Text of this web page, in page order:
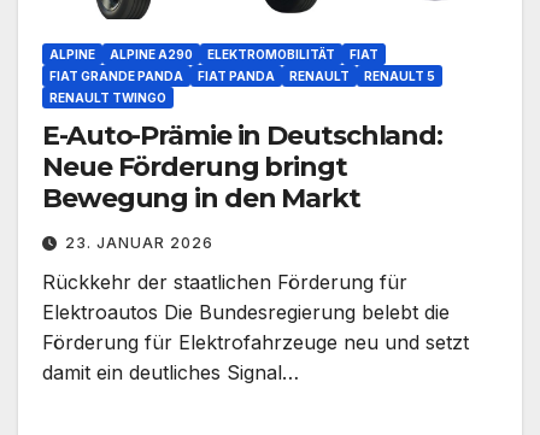
ALPINE ALPINE A290 ELEKTROMOBILITÄT
FIAT
FIAT GRANDE PANDA
FIAT PANDA RENAULT
RENAULT 5
RENAULT TWINGO
E-Auto-Prämie in Deutschland:
Neue Förderung bringt
Bewegung in den Markt
23. JANUAR 2026
Rückkehr der staatlichen Förderung für
Elektroautos Die Bundesregierung belebt die
Förderung für Elektrofahrzeuge neu und setzt
damit ein deutliches Signal…